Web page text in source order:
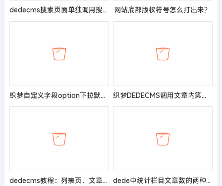
dedecms搜索页面单独调用搜索结果条数的实现方法 网站底部版权符号怎么打出来？
织梦自定义字段option下拉默认值过多无法显示解决方法 织梦DEDECMS调用文章内第一张图片【非缩略图】
dedecms教程：列表页、文章页调用所有顶级栏目文章的方法 dede中统计栏目文章数的两种方法